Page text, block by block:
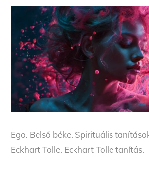
Ego. Belső béke. Spirituális
Eckhart Tolle. Eckhart Tolle tanítás.